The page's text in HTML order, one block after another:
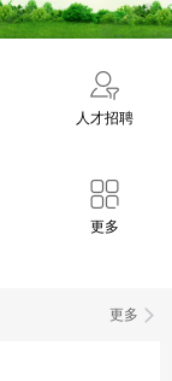
人才招聘
更多
更多